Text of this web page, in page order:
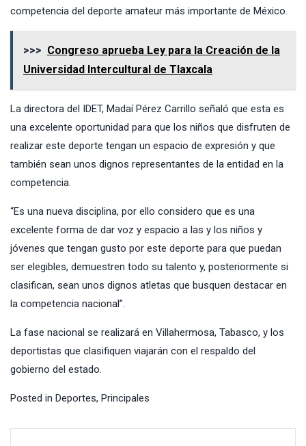
competencia del deporte amateur más importante de México.
>>> Congreso aprueba Ley para la Creación de la
Universidad Intercultural de Tlaxcala
La directora del IDET, Madaí Pérez Carrillo señaló que esta es
una excelente oportunidad para que los niños que disfruten de
realizar este deporte tengan un espacio de expresión y que
también sean unos dignos representantes de la entidad en la
competencia.
“Es una nueva disciplina, por ello considero que es una
excelente forma de dar voz y espacio a las y los niños y
jóvenes que tengan gusto por este deporte para que puedan
ser elegibles, demuestren todo su talento y, posteriormente si
clasifican, sean unos dignos atletas que busquen destacar en
la competencia nacional”.
La fase nacional se realizará en Villahermosa, Tabasco, y los
deportistas que clasifiquen viajarán con el respaldo del
gobierno del estado.
Posted in Deportes, Principales